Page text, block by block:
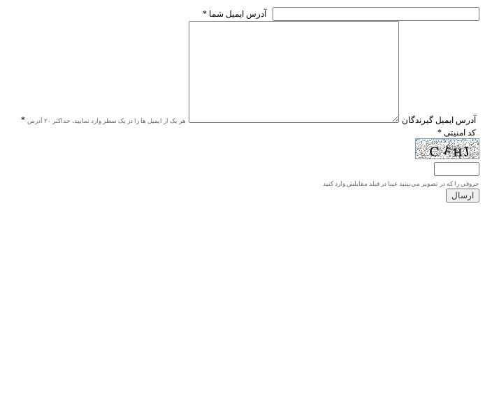
* آدرس ايميل شما
* آدرس ايميل گيرندگان هر یک از ایمیل ها را در یک سطر وارد نمایید، حداکثر ۲۰ آدرس
* کد امنیتی
حروفي را كه در تصوير مي‌بينيد عينا در فيلد مقابلش وارد كنيد